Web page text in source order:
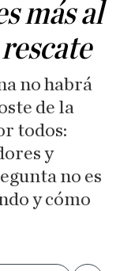
más al
no habrá
de la
todos:
y
no es
y cómo